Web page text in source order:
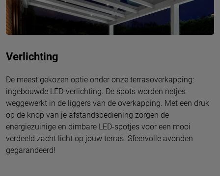
Verlichting
De meest gekozen optie onder onze terrasoverkapping:
ingebouwde LED-verlichting. De spots worden netjes
weggewerkt in de liggers van de overkapping. Met een druk
op de knop van je afstandsbediening zorgen de
energiezuinige en dimbare LED-spotjes voor een mooi
verdeeld zacht licht op jouw terras. Sfeervolle avonden
gegarandeerd!